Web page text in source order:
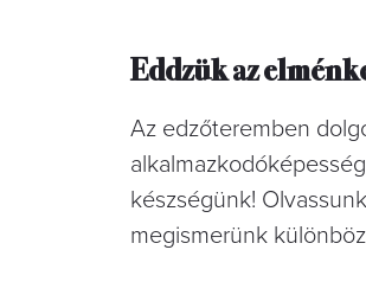
Eddzük az
Az edzőteremben
készségünk!
megismerünk